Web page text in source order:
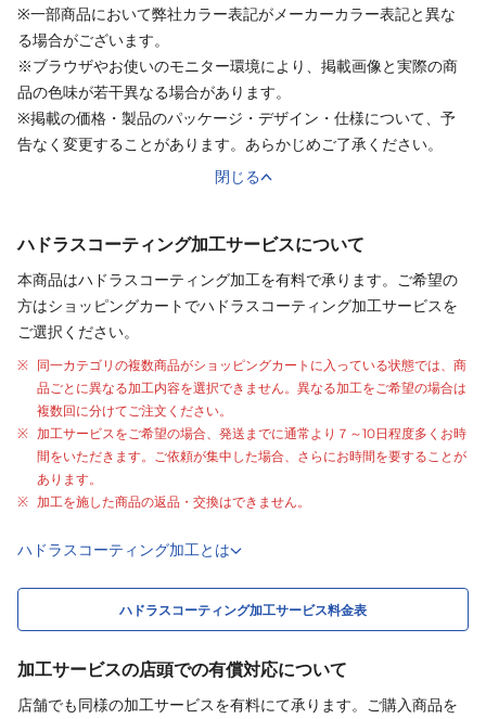
※一部商品において弊社カラー表記がメーカーカラー表記と異な
る場合がございます。
※ブラウザやお使いのモニター環境により、掲載画像と実際の商
品の色味が若干異なる場合があります。
※掲載の価格・製品のパッケージ・デザイン・仕様について、予
告なく変更することがあります。あらかじめご了承ください。
閉じる
ハドラスコーティング加工サービスについて
本商品はハドラスコーティング加工を有料で承ります。ご希望の
方はショッピングカートでハドラスコーティング加工サービスを
ご選択ください。
同一カテゴリの複数商品がショッピングカートに入っている状態では、商
品ごとに異なる加工内容を選択できません。異なる加工をご希望の場合は
複数回に分けてご注文ください。
加工サービスをご希望の場合、発送までに通常より ７～10日程度多くお時
間をいただきます。ご依頼が集中した場合、さらにお時間を要することが
あります。
加工を施した商品の返品・交換はできません。
ハドラスコーティング加工とは
ハドラスコーティング加工サービス料金表
加工サービスの店頭での有償対応について
店舗でも同様の加工サービスを有料にて承ります。ご購入商品を